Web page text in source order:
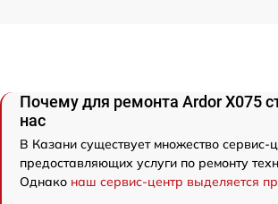
Почему для ремонта Ardor X075
нас
В Казани существует множество сервис-
предоставляющих услуги по ремонту
Однако наш сервис-центр выделяется